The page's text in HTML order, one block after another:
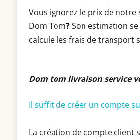
Vous ignorez le prix de notre
Dom Tom?Son estimation se
calcule les frais de transport
Dom tom livraison service
Il suffit de créer un compte
La création de compte client